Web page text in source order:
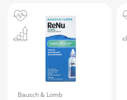
Bausch & Lomb